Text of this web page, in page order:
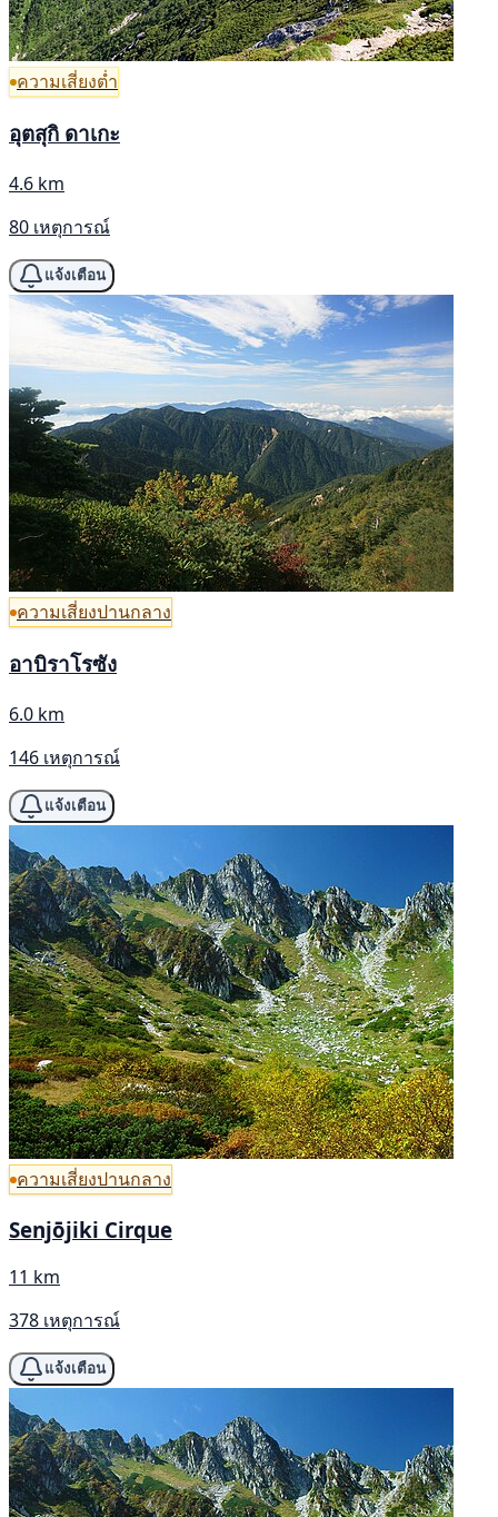
ความเสี่ยงต่ำ
อุตสุกิ ดาเกะ
4.6 km
80 เหตุการณ์
แจ้งเตือน
ความเสี่ยงปานกลาง
อาบิราโรซัง
6.0 km
146 เหตุการณ์
แจ้งเตือน
ความเสี่ยงปานกลาง
Senjōjiki Cirque
11 km
378 เหตุการณ์
แจ้งเตือน